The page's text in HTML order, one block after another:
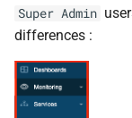
Super Admin
differences :